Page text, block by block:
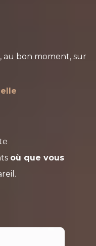
, au bon moment, sur
où que vous